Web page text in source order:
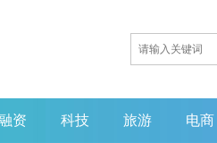
资 科技 旅游 电商